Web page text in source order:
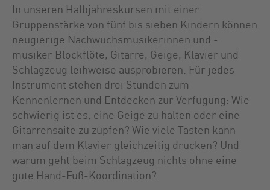
In unseren Halbjahreskursen mit einer
Gruppenstärke von fünf bis sieben Kindern können
neugierige Nachwuchsmusikerinnen und -
musiker Blockflöte, Gitarre, Geige, Klavier und
Schlagzeug leihweise ausprobieren. Für jedes
Instrument stehen drei Stunden zum
Kennenlernen und Entdecken zur Verfügung: Wie
schwierig ist es, eine Geige zu halten oder eine
Gitarrensaite zu zupfen? Wie viele Tasten kann
man auf dem Klavier gleichzeitig drücken? Und
warum geht beim Schlagzeug nichts ohne eine
gute Hand-Fuß-Koordination?